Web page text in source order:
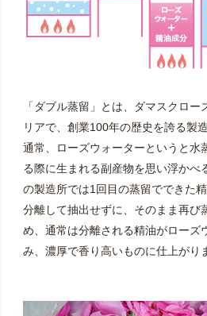
「ダブル蒸留」とは、ダマスクロ
リアで、創業100年の歴史を誇る製
通常、ローズウォーターというと水
る際に生まれる副産物を思い浮かべ
の製造所では1回目の蒸留でできた
分離して抽出せずに、そのまま再び
め、通常は分離される精油がローズ
み、濃厚で香り高いものに仕上がり